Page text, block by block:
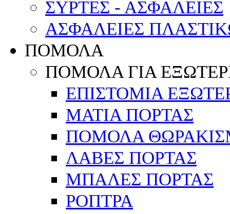
ΣΥΡΤΕΣ - ΑΣΦΑΛΕΙΕΣ
ΑΣΦΑΛΕΙΕΣ
ΠΟΜΟΛΑ
ΠΟΜΟΛΑ ΓΙΑ
ΕΠΙΣΤΟΜΙΑ
ΜΑΤΙΑ ΠΟΡΤΑΣ
ΠΟΜΟΛΑ
ΛΑΒΕΣ ΠΟΡΤΑΣ
ΜΠΑΛΕΣ ΠΟΡΤΑΣ
ΡΟΠΤΡΑ